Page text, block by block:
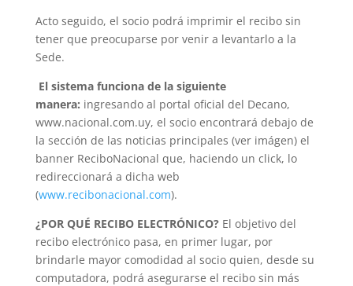
Acto seguido, el socio podrá imprimir el recibo sin
tener que preocuparse por venir a levantarlo a la
Sede.
El sistema funciona de la siguiente
manera: ingresando al portal oficial del Decano,
www.nacional.com.uy, el socio encontrará debajo de
la sección de las noticias principales (ver imágen) el
banner ReciboNacional que, haciendo un click, lo
redireccionará a dicha web
(www.recibonacional.com).
¿POR QUÉ RECIBO ELECTRÓNICO?El objetivo del
recibo electrónico pasa, en primer lugar, por
brindarle mayor comodidad al socio quien, desde su
computadora, podrá asegurarse el recibo sin más